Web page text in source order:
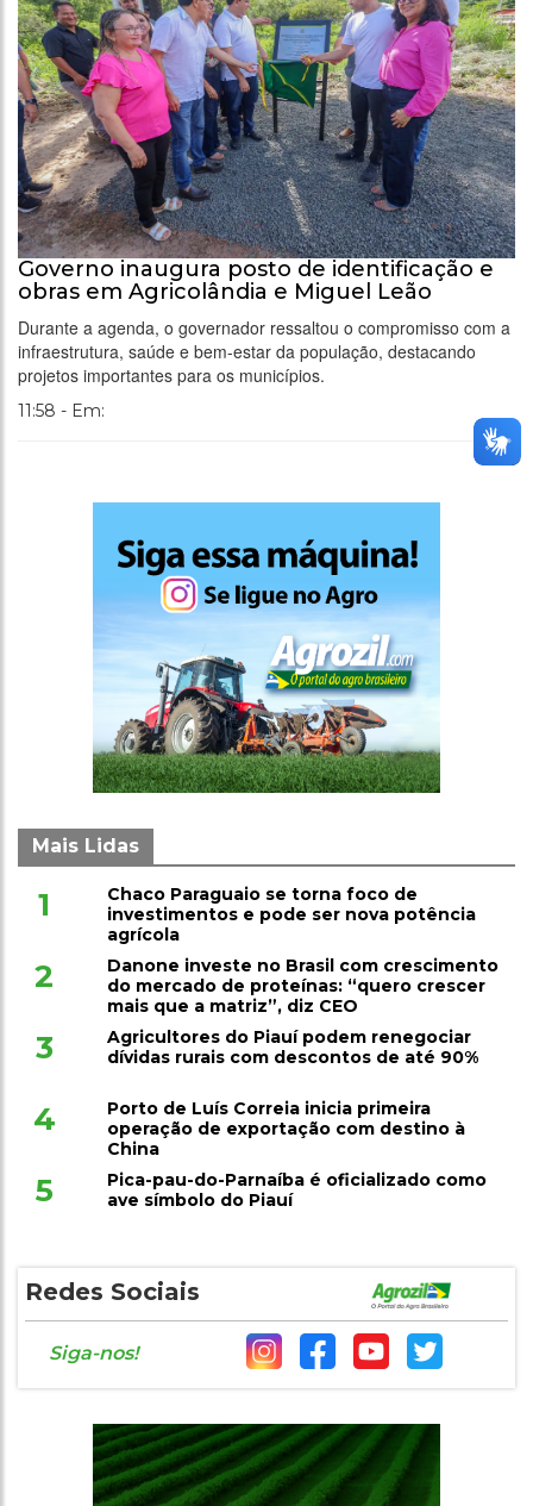
Governo inaugura posto de identificação e
obras em Agricolândia e Miguel Leão
Durante a agenda, o governador ressaltou o compromisso com a
infraestrutura, saúde e bem-estar da população, destacando
projetos importantes para os municípios.
11:58 - Em:
Mais Lidas
1
Chaco Paraguaio se torna foco de
investimentos e pode ser nova potência
agrícola
2
Danone investe no Brasil com crescimento
do mercado de proteínas: “quero crescer
mais que a matriz”, diz CEO
3
Agricultores do Piauí podem renegociar
dívidas rurais com descontos de até 90%
4
Porto de Luís Correia inicia primeira
operação de exportação com destino à
China
5
Pica-pau-do-Parnaíba é oficializado como
ave símbolo do Piauí
Redes Sociais
Siga-nos!